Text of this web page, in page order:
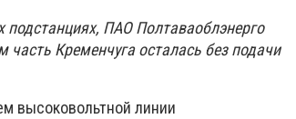
ПАО Полтаваоблэнерго
Кременчуга осталась без подачи
высоковольтной линии